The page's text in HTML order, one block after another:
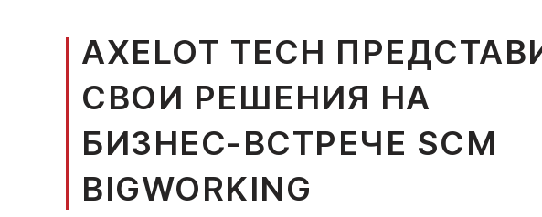
AXELOT TECH
СВОИ РЕШЕНИЯ НА
БИЗНЕС-ВСТРЕЧЕ SCM
BIGWORKING